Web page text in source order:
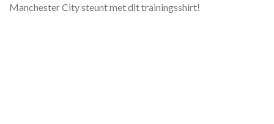
Manchester City steunt met dit trainingsshirt!